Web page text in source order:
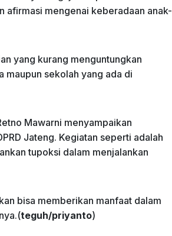
afirmasi mengenai keberadaan anak-
yang kurang menguntungkan
maupun sekolah yang ada di
Mawarni menyampaikan
Jateng. Kegiatan seperti adalah
tupoksi dalam menjalankan
bisa memberikan manfaat dalam
teguh/priyanto)